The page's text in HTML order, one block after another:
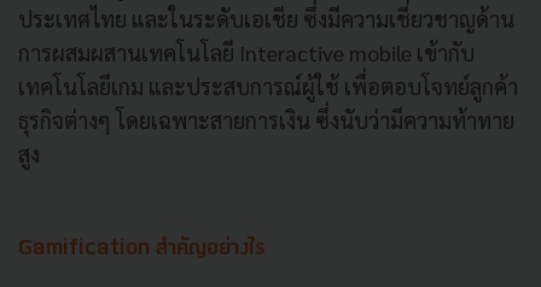
ประเทศไทย และในระดับเอเชีย ซึ่งมีความเชี่ยวชาญด้าน
การผสมผสานเทคโนโลยี Interactive mobile เข้ากับ
เทคโนโลยีเกม และประสบการณ์ผู้ใช้ เพื่อตอบโจทย์ลูกค้า
ธุรกิจต่างๆ โดยเฉพาะสายการเงิน ซึ่งนับว่ามีความท้าทาย
สูง
Gamification สำคัญอย่างไร